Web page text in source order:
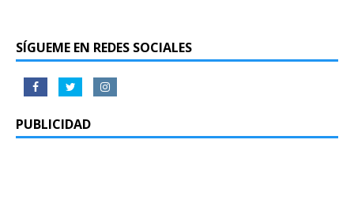
SÍGUEME EN REDES SOCIALES
PUBLICIDAD